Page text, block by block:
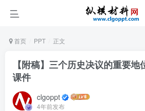
首页 PPT 正文
【附稿】三个历史决议的重要
课件
clgoppt
4年前发布